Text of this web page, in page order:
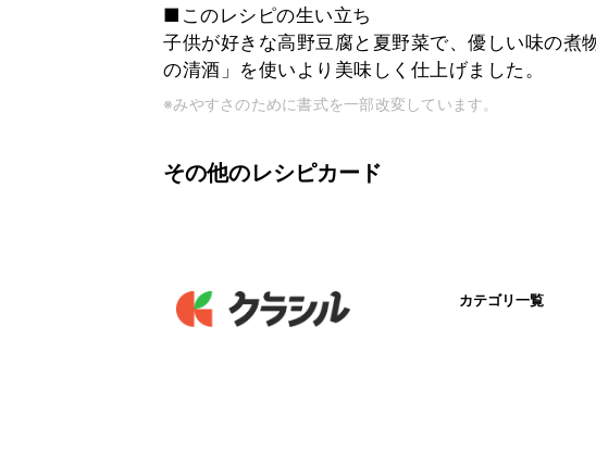
■このレシピの生い立ち
子供が好きな高野豆腐と夏野菜で、優しい味の煮
の清酒」を使いより美味しく仕上げました。
※みやすさのために書式を一部改変しています。
その他のレシピカード
カテゴリ一覧